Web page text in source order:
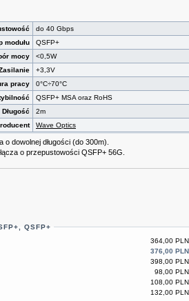
do 40 Gbps
modułu
QSFP+
mocy
<0,5W
+3,3V
pracy
0°C÷70°C
QSFP+ MSA oraz RoHS
Długość
2m
Wave Optics
o dowolnej długości (do 300m).
o przepustowości QSFP+ 56G.
QSFP+
364,00 PLN
376,00 PLN
398,00 PLN
98,00 PLN
108,00 PLN
132,00 PLN